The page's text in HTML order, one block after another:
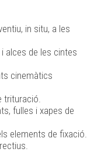
in situ, a les
alces de les cintes
cinemàtics
trituració.
fulles i xapes de
elements de fixació.